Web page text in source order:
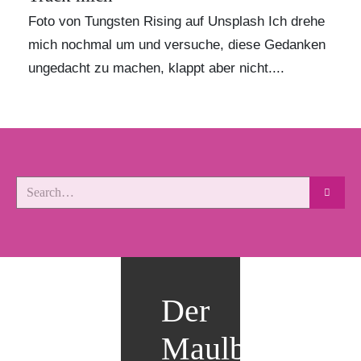
Foto von Tungsten Rising auf Unsplash Ich drehe
mich nochmal um und versuche, diese Gedanken
ungedacht zu machen, klappt aber nicht....
Der
Maulbär